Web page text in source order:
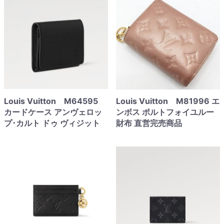
Louis Vuitton M64595
カードケース アンヴェロッ
プ･カルト ドゥ ヴィジット
Louis Vuitton M81996 エ
ンボス ポルトフォイユルー
財布 直営完売商品